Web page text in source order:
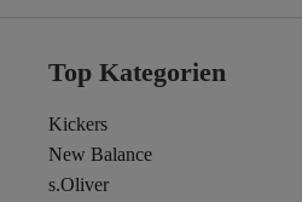
Top Kategorien
Kickers
New Balance
s.Oliver